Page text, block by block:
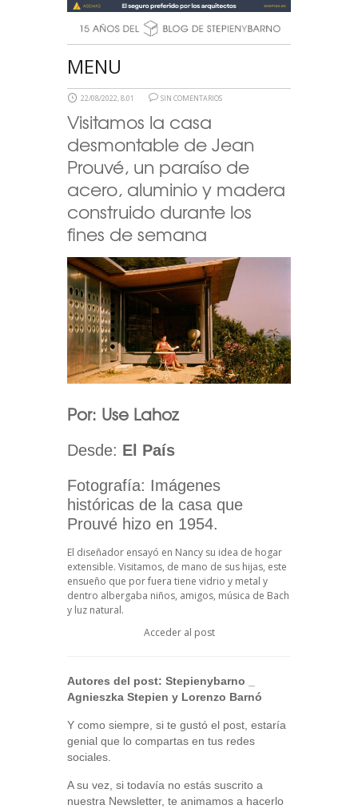
MENU
22/08/2022, 8:01 SIN COMENTARIOS
Visitamos la casa
desmontable de Jean
Prouvé, un paraíso de
acero, aluminio y madera
construido durante los
fines de semana
Por: Use Lahoz
Desde: El País
Fotografía: Imágenes
históricas de la casa que
Prouvé hizo en 1954.
El diseñador ensayó en Nancy su idea de hogar
extensible. Visitamos, de mano de sus hijas, este
ensueño que por fuera tiene vidrio y metal y
dentro albergaba niños, amigos, música de Bach
y luz natural.
Acceder al post
Autores del post: Stepienybarno
Agnieszka Stepien y Lorenzo Barnó
Y como siempre, si te gustó el post, estaría
genial que lo compartas en tus redes
sociales.
A su vez, si todavía no estás suscrito a
nuestra Newsletter, te animamos a hacerlo